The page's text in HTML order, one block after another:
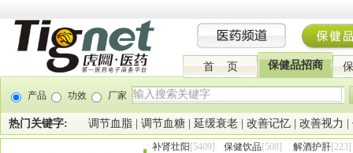
首 页 保健品招商
产品 功效 厂家
热门关键字: 调节血脂 调节血糖 延缓衰老 改善记忆 改善视力
补肾壮阳 [5409] 保健饮品 [508] 解酒护肝[223]